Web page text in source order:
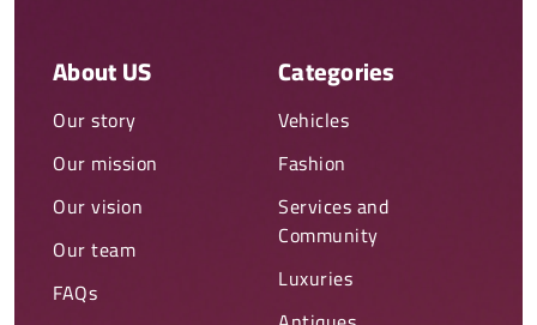
About US
Our story
Our mission
Our vision
Our team
FAQs
Categories
Vehicles
Fashion
Services and
Community
Luxuries